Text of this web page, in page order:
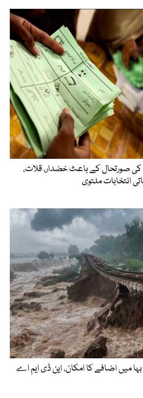
کی صورتحال کے باعث خضدار، قلات،
انتخابات ملتوی
میں اضافے کا امکان، این ڈی ایم اے